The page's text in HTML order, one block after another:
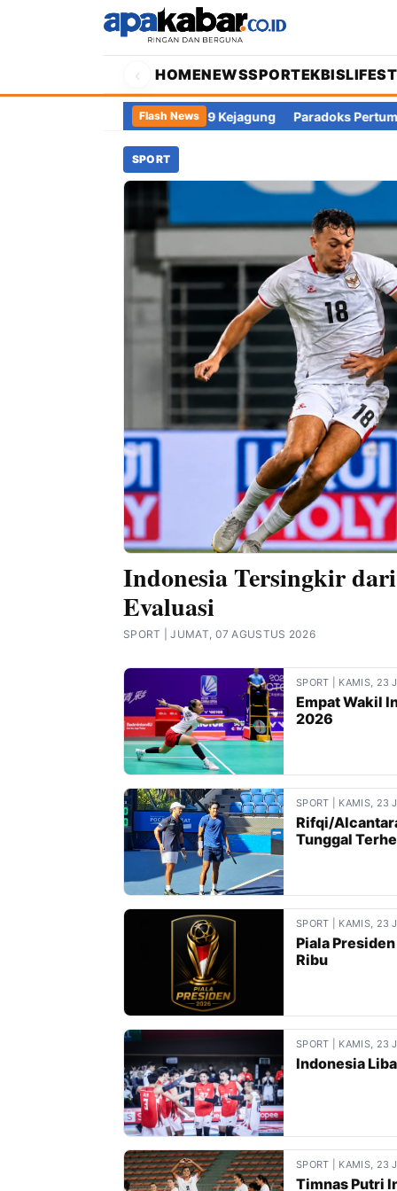
‹ HOMENEWSSPORTEKBIS
Flash News
Diperiksa Tim 9 Kejagung Paradoks Pertumbuhan
SPORT
Indonesia Tersingkir
Evaluasi
SPORT | JUMAT, 07 AGUSTUS 2026
SPORT | KAMIS, 23
Empat Wakil
2026
SPORT | KAMIS, 23
Rifqi/
Tunggal
SPORT | KAMIS, 23
Piala
Ribu
SPORT | KAMIS, 23
Indonesia
SPORT | KAMIS, 23
Timnas Putri